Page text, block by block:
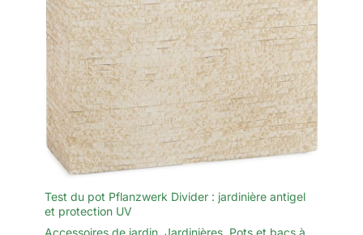
Test du pot Pflanzwerk Divider : jardinière antigel
et protection UV
Accessoires de jardin Jardinières Pots et bacs à